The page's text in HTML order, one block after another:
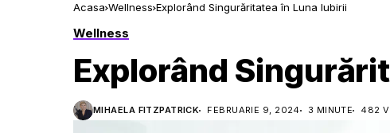
Acasa Wellness Explorând Singurăritatea în Luna Iubirii
Wellness
Explorând
MIHAELA FITZPATRICK FEBRUARIE 9, 2024 3 MINUTE 482